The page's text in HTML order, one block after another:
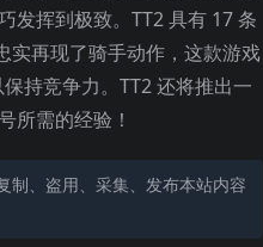
发挥到极致。TT2 具有 17 条
实再现了骑手动作，这款游戏
持竞争力。TT2 还将推出一
所需的经验！
制、盗用、采集、发布本站内容